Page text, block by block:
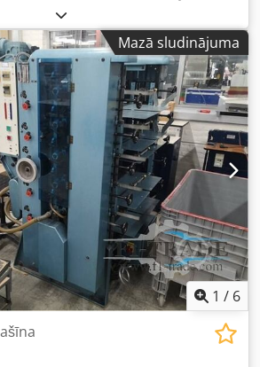
kaudzītes veidotājs SFT 350 S
griešana) 4 skavēšanas galviņas
Apmēram 11,9 miljoni skavējumu
Mazā sludinājuma
1 / 6